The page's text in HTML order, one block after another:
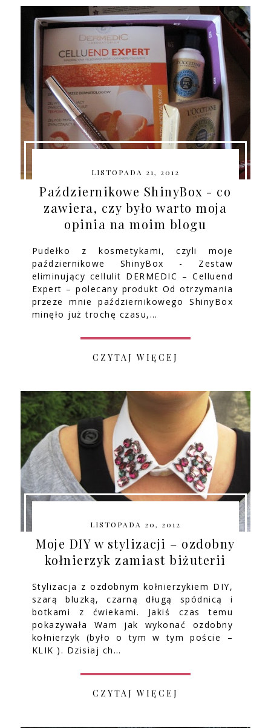
LISTOPADA 21, 2012
Październikowe ShinyBox - co
zawiera, czy było warto moja
opinia na moim blogu
Pudełko z kosmetykami, czyli moje
październikowe ShinyBox - Zestaw
eliminujący cellulit DERMEDIC – Celluend
Expert – polecany produkt Od otrzymania
przeze mnie październikowego ShinyBox
minęło już trochę czasu,…
CZYTAJ WIĘCEJ
LISTOPADA 20, 2012
Moje DIY w stylizacji – ozdobny
kołnierzyk zamiast biżuterii
Stylizacja z ozdobnym kołnierzykiem DIY,
szarą bluzką, czarną długą spódnicą i
botkami z ćwiekami. Jakiś czas temu
pokazywała Wam jak wykonać ozdobny
kołnierzyk (było o tym w tym poście –
KLIK ). Dzisiaj ch…
CZYTAJ WIĘCEJ